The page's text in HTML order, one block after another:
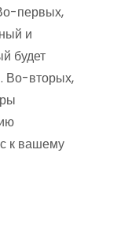
первых,
и
будет
Во-вторых,
к вашему